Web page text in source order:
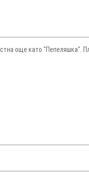
още като "Пепеляшка".